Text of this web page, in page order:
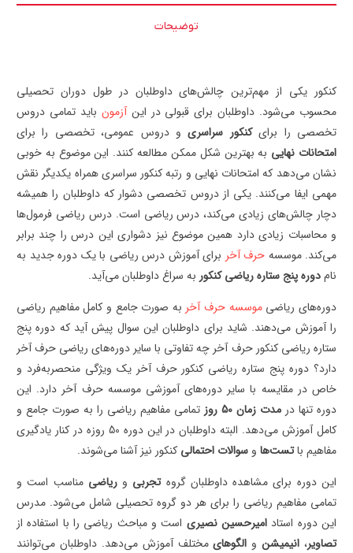
توضیحات
کنکور یکی از مهم‌ترین چالش‌های داوطلبان در طول دوران تحصیلی
محسوب می‌شود. داوطلبان برای قبولی در اینآزمون باید تمامی دروس
تخصصی را برایکنکور سراسریو دروس عمومی، تخصصی را برای
امتحانات نهایی به بهترین شکل ممکن مطالعه کنند. این موضوع به خوبی
نشان می‌دهد که امتحانات نهایی و رتبه کنکور سراسری همراه یکدیگر نقش
مهمی ایفا می‌کنند. یکی از دروس تخصصی دشوار که داوطلبان را همیشه
دچار چالش‌های زیادی می‌کند، درس ریاضی است. درس ریاضی فرمول‌ها
و محاسبات زیادی دارد همین موضوع نیز دشواری این درس را چند برابر
می‌کند. موسسه حرف آخر برای آموزش درس ریاضی با یک دوره جدید به
نامدوره پنج ستاره ریاضی کنکور به سراغ داوطلبان می‌آید.
دوره‌های ریاضیموسسه حرف آخر به صورت جامع و کامل مفاهیم ریاضی
را آموزش می‌دهند. شاید برای داوطلبان این سوال پیش آید که دوره پنج
ستاره ریاضی کنکور حرف آخر چه تفاوتی با سایر دوره‌های ریاضی حرف آخر
دارد؟ دوره پنج ستاره ریاضی کنکور حرف آخر یک ویژگی منحصربه‌فرد و
خاص در مقایسه با سایر دوره‌های آموزشی موسسه حرف آخر دارد. این
دوره تنها در مدت زمان 50 روز
تمامی مفاهیم ریاضی را به صورت جامع و
کامل آموزش می‌دهد. البته داوطلبان در این دوره 50 روزه در کنار یادگیری
مفاهیم باتست‌ها و سوالات احتمالی کنکور نیز آشنا می‌شوند.
این دوره برای مشاهده داوطلبان گروهتجربی وریاضی مناسب است و
تمامی مفاهیم ریاضی را برای هر دو گروه تحصیلی شامل می‌شود. مدرس
این دوره استاد امیرحسین نصیری است و مباحث ریاضی را با استفاده از
تصاویر، انیمیشنو الگوهایمختلف آموزش می‌دهد. داوطلبان می‌توانند